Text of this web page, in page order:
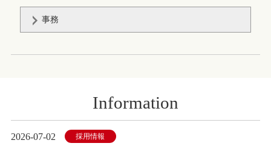
事務
Information
2026-07-02 採用情報